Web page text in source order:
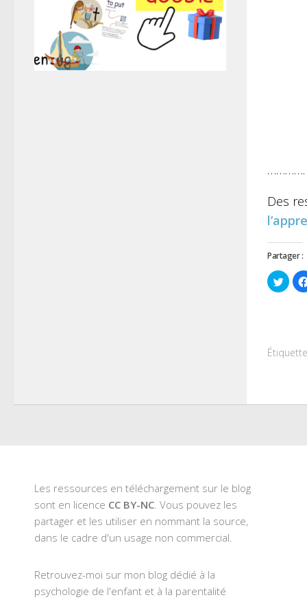
Des
Partager :
pour
Les ressources en téléchargement sur le blog
sont en licence CC BY-NC . Vous pouvez les
partager et les utiliser en nommant la source,
dans le cadre d'un usage non commercial.
Retrouvez-moi sur mon blog dédié à la
psychologie de l'enfant et à la parentalité